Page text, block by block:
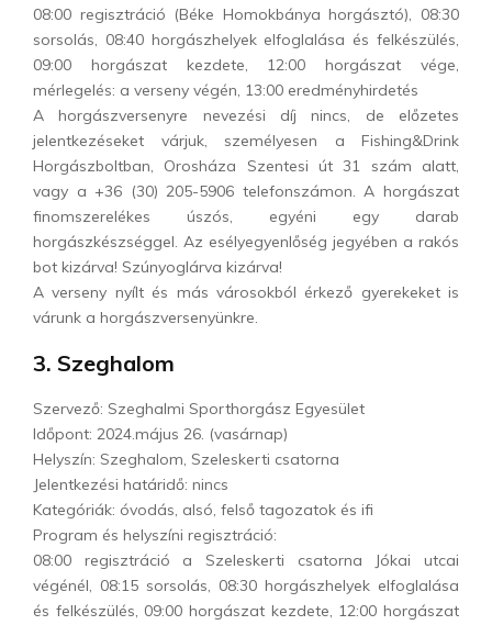
08:00 regisztráció (Béke Homokbánya horgásztó), 08:30
sorsolás, 08:40 horgászhelyek elfoglalása és felkészülés,
09:00 horgászat kezdete, 12:00 horgászat vége,
mérlegelés: a verseny végén, 13:00 eredményhirdetés
A horgászversenyre nevezési díj nincs, de előzetes
jelentkezéseket várjuk, személyesen a Fishing&Drink
Horgászboltban, Orosháza Szentesi út 31 szám alatt,
vagy a +36 (30) 205-5906 telefonszámon. A horgászat
finomszerelékes úszós, egyéni egy darab
horgászkészséggel. Az esélyegyenlőség jegyében a rakós
bot kizárva! Szúnyoglárva kizárva!
A verseny nyílt és más városokból érkező gyerekeket is
várunk a horgászversenyünkre.
3. Szeghalom
Szervező: Szeghalmi Sporthorgász Egyesület
Időpont: 2024.május 26. (vasárnap)
Helyszín: Szeghalom, Szeleskerti csatorna
Jelentkezési határidő: nincs
Kategóriák: óvodás, alsó, felső tagozatok és ifi
Program és helyszíni regisztráció:
08:00 regisztráció a Szeleskerti csatorna Jókai utcai
végénél, 08:15 sorsolás, 08:30 horgászhelyek elfoglalása
és felkészülés, 09:00 horgászat kezdete, 12:00 horgászat